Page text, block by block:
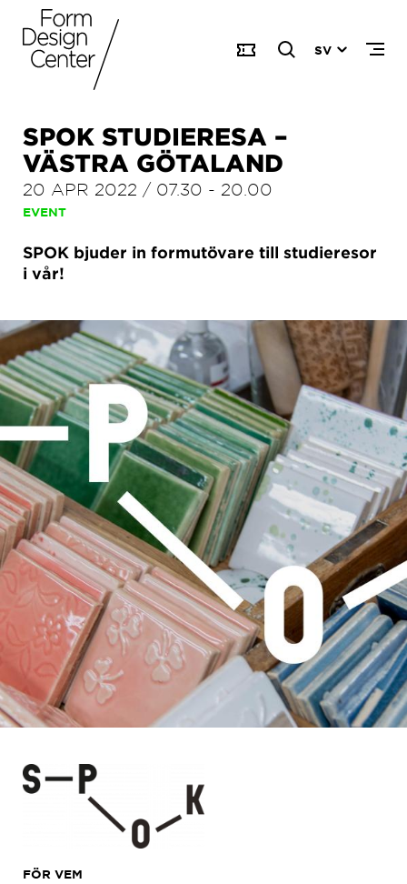
SV
SPOK STUDIERESA –
VÄSTRA GÖTALAND
20 APR 2022 / 07.30 - 20.00
EVENT
SPOK bjuder in formutövare till studieresor
i vår!
FÖR VEM